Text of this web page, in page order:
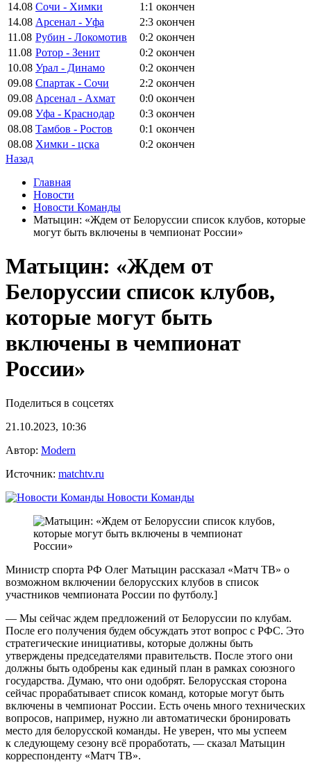
14.08 Сочи - Химки 1:1 окончен
14.08 Арсенал - Уфа 2:3 окончен
11.08 Рубин - Локомотив 0:2 окончен
11.08 Ротор - Зенит 0:2 окончен
10.08 Урал - Динамо 0:2 окончен
09.08 Спартак - Сочи 2:2 окончен
09.08 Арсенал - Ахмат 0:0 окончен
09.08 Уфа - Краснодар 0:3 окончен
08.08 Тамбов - Ростов 0:1 окончен
08.08 Химки - цска 0:2 окончен
Назад
Главная
Новости
Новости Команды
Матыцин: «Ждем от Белоруссии список клубов, которые
могут быть включены в чемпионат России»
Матыцин: «Ждем от
Белоруссии список клубов,
которые могут быть
включены в чемпионат
России»
Поделиться в соцсетях
21.10.2023, 10:36
Автор: Modern
Источник: matchtv.ru
Новости Команды
Министр спорта РФ Олег Матыцин рассказал «Матч ТВ» о
возможном включении белорусских клубов в список
участников чемпионата России по футболу.]
— Мы сейчас ждем предложений от Белоруссии по клубам.
После его получения будем обсуждать этот вопрос с РФС. Это
стратегические инициативы, которые должны быть
утверждены председателями правительств. После этого они
должны быть одобрены как единый план в рамках союзного
государства. Думаю, что они одобрят. Белорусская сторона
сейчас прорабатывает список команд, которые могут быть
включены в чемпионат России. Есть очень много технических
вопросов, например, нужно ли автоматически бронировать
место для белорусской команды. Не уверен, что мы успеем
к следующему сезону всё проработать, — сказал Матыцин
корреспонденту «Матч ТВ».